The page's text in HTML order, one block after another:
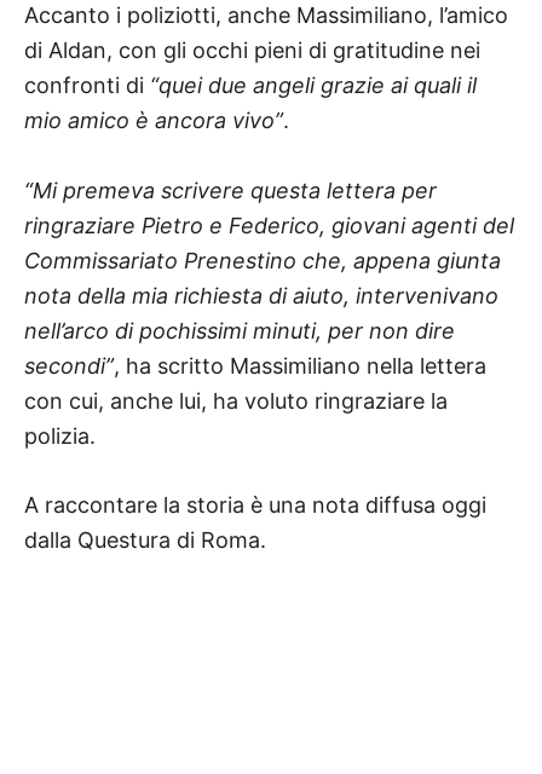
Accanto i poliziotti, anche Massimiliano, l’amico
di Aldan, con gli occhi pieni di gratitudine nei
confronti di “quei due angeli grazie ai quali il
mio amico è ancora vivo”.
“Mi premeva scrivere questa lettera per
ringraziare Pietro e Federico, giovani agenti del
Commissariato Prenestino che, appena giunta
nota della mia richiesta di aiuto, intervenivano
nell’arco di pochissimi minuti, per non dire
secondi”, ha scritto Massimiliano nella lettera
con cui, anche lui, ha voluto ringraziare la
polizia.
A raccontare la storia è una nota diffusa oggi
dalla Questura di Roma.